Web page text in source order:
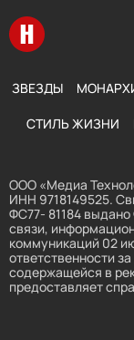
Перейти на
ЗВЕЗДЫ
СТИЛЬ ЖИЗНИ
ООО «Медиа
ИНН 9718149525.
ФС77- 81184
связи,
коммуникаций 02
ответственности
содержащейся в
предоставляет